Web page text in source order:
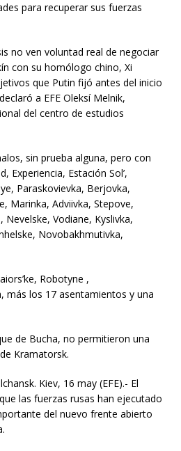
para recuperar sus fuerzas
no ven voluntad real de negociar
con su homólogo chino, Xi
que Putin fijó antes del inicio
a EFE Oleksí Melnik,
del centro de estudios
sin prueba alguna, pero con
Experiencia, Estación Sol’,
Paraskovievka, Berjovka,
Marinka, Adviivka, Stepove,
Vodiane, Kyslivka,
Novobakhmutivka,
Robotyne ,
más los 17 asentamientos y una
de Bucha, no permitieron una
Kramatorsk.
Kiev, 16 may (EFE).- El
las fuerzas rusas han ejecutado
del nuevo frente abierto